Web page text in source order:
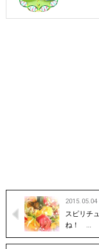
2015.05.04
スピリチ
ね！ …